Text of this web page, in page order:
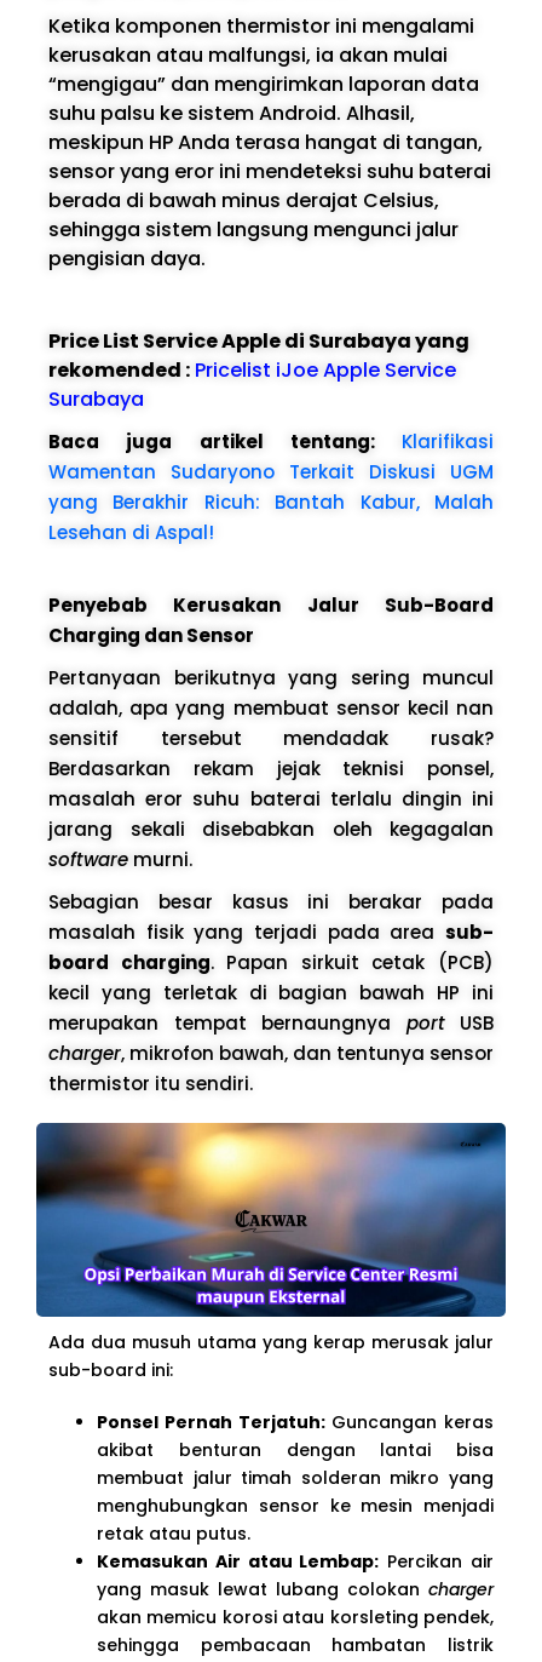
Ketika komponen thermistor ini mengalami
kerusakan atau malfungsi, ia akan mulai
“mengigau” dan mengirimkan laporan data
suhu palsu ke sistem Android. Alhasil,
meskipun HP Anda terasa hangat di tangan,
sensor yang eror ini mendeteksi suhu baterai
berada di bawah minus derajat Celsius,
sehingga sistem langsung mengunci jalur
pengisian daya.
Price List Service Apple di Surabaya yang
rekomended : Pricelist iJoe Apple Service
Surabaya
Baca juga artikel tentang: Klarifikasi
Wamentan Sudaryono Terkait Diskusi UGM
yang Berakhir Ricuh: Bantah Kabur, Malah
Lesehan di Aspal!
Penyebab Kerusakan Jalur Sub-Board
Charging dan Sensor
Pertanyaan berikutnya yang sering muncul
adalah, apa yang membuat sensor kecil nan
sensitif tersebut mendadak rusak?
Berdasarkan rekam jejak teknisi ponsel,
masalah eror suhu baterai terlalu dingin ini
jarang sekali disebabkan oleh kegagalan
software murni.
Sebagian besar kasus ini berakar pada
masalah fisik yang terjadi pada area sub-
board charging. Papan sirkuit cetak (PCB)
kecil yang terletak di bagian bawah HP ini
merupakan tempat bernaungnya portUSB
charger, mikrofon bawah, dan tentunya sensor
thermistor itu sendiri.
Ada dua musuh utama yang kerap merusak jalur
sub-board ini:
Ponsel Pernah Terjatuh:Guncangan keras
akibat benturan dengan lantai bisa
membuat jalur timah solderan mikro yang
menghubungkan sensor ke mesin menjadi
retak atau putus.
Kemasukan Air atau Lembap: Percikan air
yang masuk lewat lubang colokan charger
akan memicu korosi atau korsleting pendek,
sehingga pembacaan hambatan listrik